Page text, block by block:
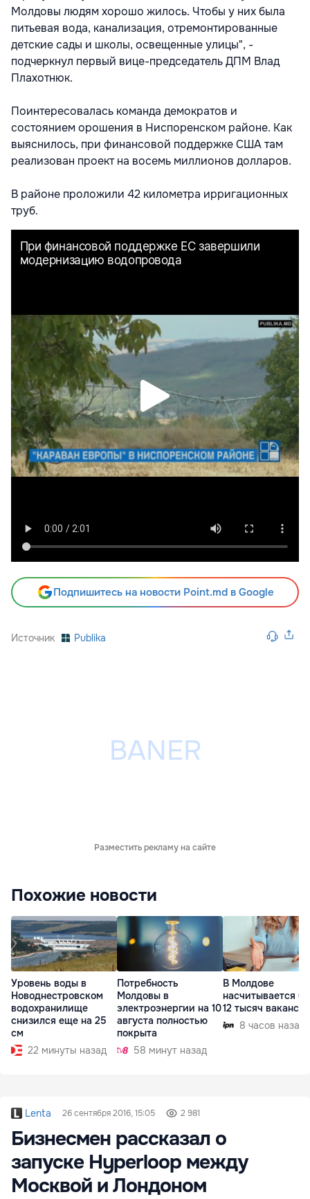
Молдовы людям хорошо жилось. Чтобы у них была
питьевая вода, канализация, отремонтированные
детские сады и школы, освещенные улицы", -
подчеркнул первый вице-председатель ДПМ Влад
Плахотнюк.
Поинтересовалась команда демократов и
состоянием орошения в Ниспоренском районе. Как
выяснилось, при финансовой поддержке США там
реализован проект на восемь миллионов долларов.
В районе проложили 42 километра ирригационных
труб.
Подпишитесь на новости Point.md в Google
Источник Publika
Разместить рекламу на сайте
Похожие новости
Уровень воды в
Новоднестровском
водохранилище
снизился еще на 25
см
22 минуты назад
Потребность
Молдовы в
электроэнергии на 10
августа полностью
покрыта
58 минут назад
В Молдове
насчитывается
12 тысяч
8 часов назад
Lenta 26 сентября 2016, 15:05 2 981
Бизнесмен рассказал о
запуске Hyperloop между
Москвой и Лондоном